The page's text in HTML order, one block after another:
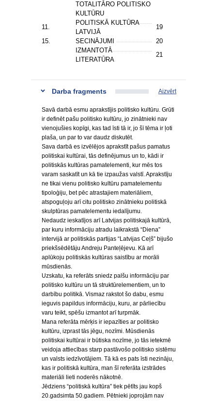
TOTALITĀRO POLITISKO
KULTŪRU
11.
POLITISKĀ KULTŪRA
LATVIJĀ
19
15.
SECINĀJUMI
20
IZMANTOTĀ
LITERATŪRA
21
Darba fragments Aizvērt
Savā darbā esmu aprakstījis politisko kultūru. Grūti
ir definēt pašu politisko kultūru, jo zinātnieki nav
vienojušies kopīgi, kas tad īsti tā ir, jo šī tēma ir ļoti
plaša, un par to var daudz diskutēt.
Sava darbā es izvēlējos aprakstīt pašus pamatus
politiskai kultūrai, tās definējumus un to, kādi ir
politiskās kultūras pamatelementi, kur mēs tos
varam saskatīt un kā tie izpaužas valstī. Aprakstīju
ne tikai vienu politisko kultūru pamatelementu
tipoloģiju, bet pēc atrastajiem materiāliem,
atspoguļoju arī citu politisko zinātnieku politiskā
skulptūras pamatelementu iedalījumu.
Nedaudz ieskatījos arī Latvijas politiskajā kultūrā,
par kuru informāciju atradu laikrakstā “Diena”
intervijā ar politiskās partijas “Latvijas Ceļš” bijušo
priekšsēdētāju Andreju Panteļējevu. Kā arī
aplūkoju politiskās kultūras saistību ar morāli
mūsdienās.
Uzskatu, ka referāts sniedz palšu informāciju par
politisko kultūru un tā struktūrelementiem, un to
darbību politikā. Vismaz rakstot šo dabu, esmu
ieguvis papildus informāciju, kuru, ar pārliecību
varu teikt, spēšu izmantot arī turpmāk.
Mana referāta mērķis ir iepazīties ar politisko
kultūru, izprast tās jēgu, nozīmi. Mūsdienās
politiskai kultūrai ir būtiska nozīme, jo tās ietekmē
veidoja attiecības starp pastāvošo politisko sistēmu
un valsts iedzīvotājiem. Tā kā es pats īsti nezināju,
kas ir politiskā kultūra, man šī referāta izstrādes
materiāli lieti noderēs nākotnē.
Jēdziens “politiskā kultūra” tiek pētīts jau kopš
20.gadsimta 50.gadiem. Pētnieki joprojām nav